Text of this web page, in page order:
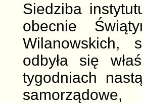
Siedziba
obecnie
Wilanowskich,
odbyła się
tygodniach